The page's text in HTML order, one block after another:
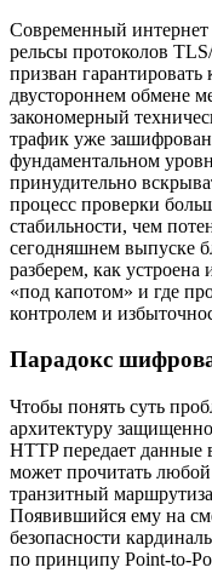
Современный интернет
рельсы протоколов
призван
двустороннем обмене
закономерный
трафик уже
фундаментальном
принудительно
процесс проверки
стабильности, чем
сегодняшнем выпуске
разберем, как
«под капотом» и где
контролем и
Парадокс
Чтобы понять суть
архитектуру
HTTP передает
может прочитать
транзитный
Появившийся ему на
безопасности
по принципу Point-to-